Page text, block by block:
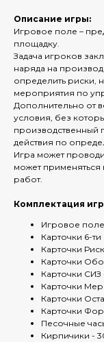
Описание игры:
Игровое поле –
площадку.
Задача игроков
наряда на
определить риски,
мероприятия по
Дополнительно от
условия, без
производственный
действия по
Игра может
может применяться
работ.
Комплектация
Игровое поле
Карточки 6-
Карточки
Карточки
Карточки СИЗ
Карточки
Карточки
Карточки
Песочные
Кирпичики -